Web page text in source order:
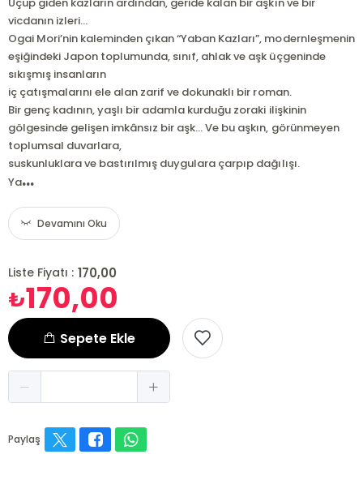
vicdanın izleri…
Ogai Mori’nin kaleminden çıkan “Yaban Kazları”, modernleşmenin
eşiğindeki Japon toplumunda, sınıf, ahlak ve aşk üçgeninde
sıkışmış insanların
iç çatışmalarını ele alan zarif ve dokunaklı bir roman.
Bir genç kadının, yaşlı bir adamla kurduğu zoraki ilişkinin
gölgesinde gelişen imkânsız bir aşk… Ve bu aşkın, görünmeyen
toplumsal duvarlara,
suskunluklara ve bastırılmış duygulara çarpıp dağılışı.
Ya...
Devamını Oku
Liste Fiyatı : 170,00
₺170,00
Sepete Ekle
Paylaş